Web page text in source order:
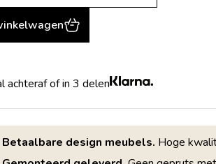
achteraf of in 3 delen
Betaalbare design meubels. Hoge